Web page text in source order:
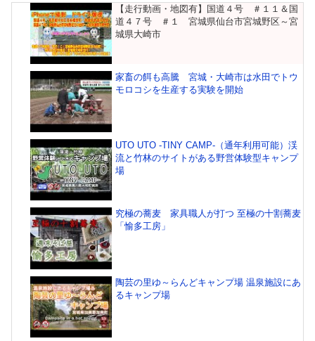
【走行動画・地図有】国道４号 ＃１１＆国
道４７号 ＃１ 宮城県仙台市宮城野区～宮
城県大崎市
家畜の餌も高騰 宮城・大崎市は水田でトウ
モロコシを生産する実験を開始
UTO UTO -TINY CAMP-（通年利用可能）渓
流と竹林のサイトがある野営体験型キャンプ
場
究極の蕎麦 家具職人が打つ 至極の十割蕎麦
「愉多工房」
陶芸の里ゆ～らんどキャンプ場 温泉施設にあ
るキャンプ場